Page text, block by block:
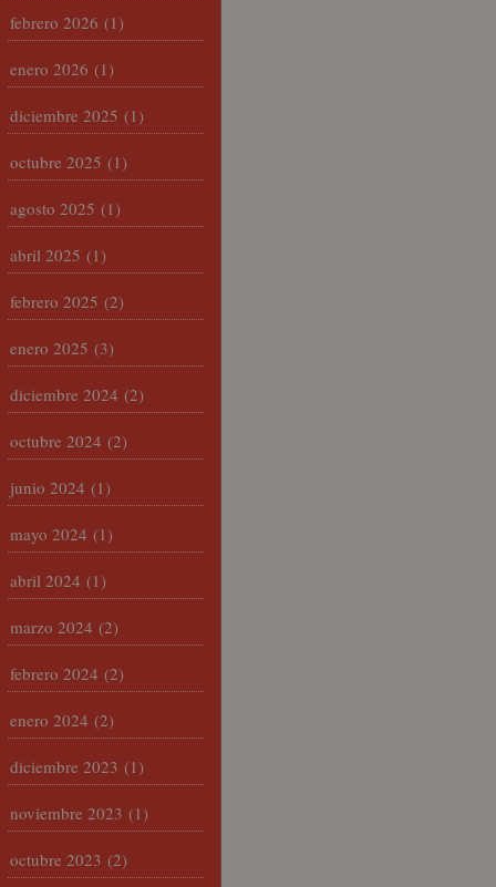
febrero 2026 (1)
enero 2026 (1)
diciembre 2025 (1)
octubre 2025 (1)
agosto 2025 (1)
abril 2025 (1)
febrero 2025 (2)
enero 2025 (3)
diciembre 2024 (2)
octubre 2024 (2)
junio 2024 (1)
mayo 2024 (1)
abril 2024 (1)
marzo 2024 (2)
febrero 2024 (2)
enero 2024 (2)
diciembre 2023 (1)
noviembre 2023 (1)
octubre 2023 (2)